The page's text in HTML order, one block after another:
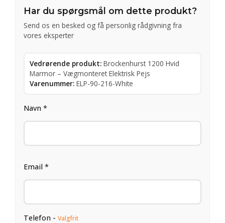
Har du spørgsmål om dette produkt?
Send os en besked og få personlig rådgivning fra
vores eksperter
Vedrørende produkt: Brockenhurst 1200 Hvid
Marmor – Vægmonteret Elektrisk Pejs
Varenummer: ELP-90-216-White
Navn *
Email *
Telefon - Valgfrit